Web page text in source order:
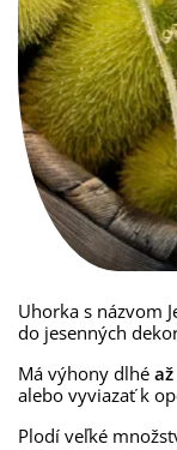
Uhorka s názvom
do jesenných
Má výhony dlhé
alebo vyviazať k
Plodí veľké